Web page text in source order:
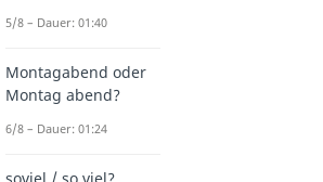
5/8 – Dauer: 01:40
Montagabend oder
Montag abend?
6/8 – Dauer: 01:24